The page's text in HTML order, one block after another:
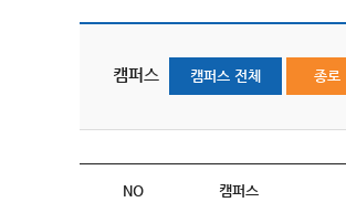
캠퍼스 캠퍼스 전체 종로
NO 캠퍼스